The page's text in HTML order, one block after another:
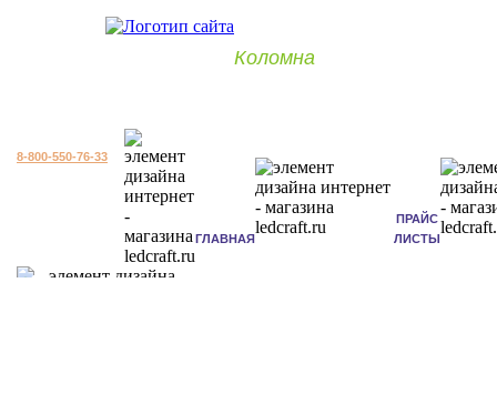
Коломна
8-800-550-76-33
ГЛАВНАЯ
ПРАЙС
ЛИСТЫ